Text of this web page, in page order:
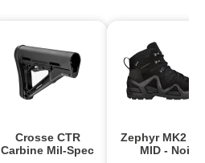
Crosse CTR
Carbine Mil-Spec
Zephyr MK2
MID - Noir